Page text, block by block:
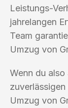
Leistungs-
jahrelangen
Team
Umzug von
Wenn du also
Umzug von